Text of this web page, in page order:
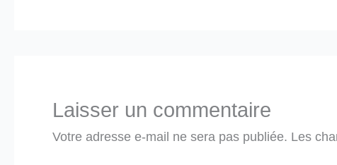
Laisser un commentaire
Votre adresse e-mail ne sera pas publiée. Les